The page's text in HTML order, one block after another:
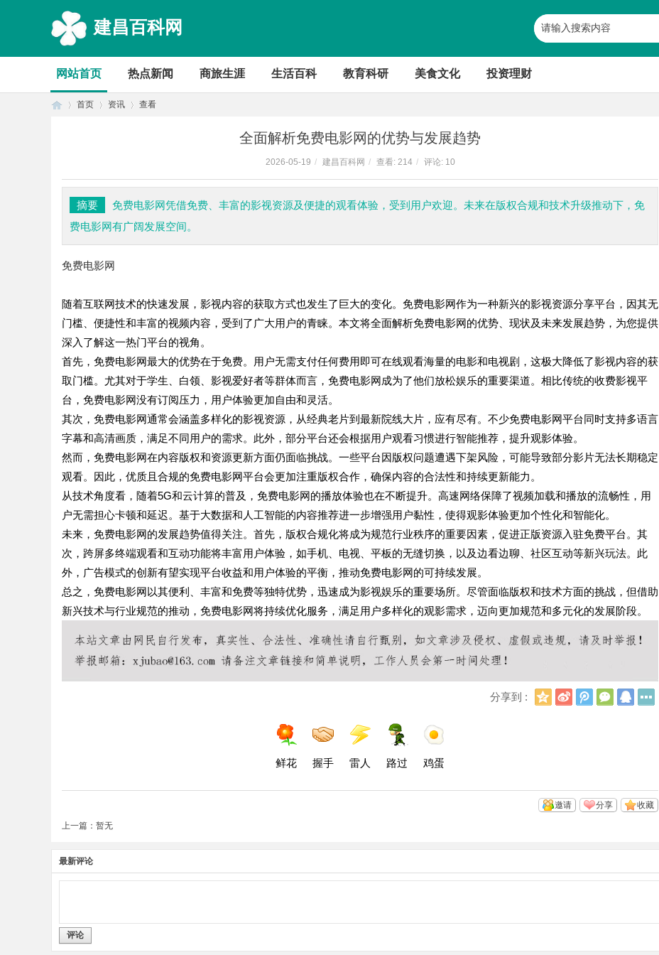
建昌百科网
网站首页 热点新闻 商旅生涯 生活百科 教育科研 美食文化 投资理财
首页 资讯 查看
全面解析免费电影网的优势与发展趋势
2026-05-19 / 建昌百科网 / 查看: 214 / 评论: 10
摘要
免费电影网凭借免费、丰富的影视资源及便捷的观看体验，受到用户欢迎。未来在版权合规和技术升级推动下，免
费电影网有广阔发展空间。
免费电影网
随着互联网技术的快速发展，影视内容的获取方式也发生了巨大的变化。免费电影网作为一种新兴的影视资源分享平台，因其无
门槛、便捷性和丰富的视频内容，受到了广大用户的青睐。本文将全面解析免费电影网的优势、现状及未来发展趋势，为您提供
深入了解这一热门平台的视角。
首先，免费电影网最大的优势在于免费。用户无需支付任何费用即可在线观看海量的电影和电视剧，这极大降低了影视内容的获
取门槛。尤其对于学生、白领、影视爱好者等群体而言，免费电影网成为了他们放松娱乐的重要渠道。相比传统的收费影视平
台，免费电影网没有订阅压力，用户体验更加自由和灵活。
其次，免费电影网通常会涵盖多样化的影视资源，从经典老片到最新院线大片，应有尽有。不少免费电影网平台同时支持多语言
字幕和高清画质，满足不同用户的需求。此外，部分平台还会根据用户观看习惯进行智能推荐，提升观影体验。
然而，免费电影网在内容版权和资源更新方面仍面临挑战。一些平台因版权问题遭遇下架风险，可能导致部分影片无法长期稳定
观看。因此，优质且合规的免费电影网平台会更加注重版权合作，确保内容的合法性和持续更新能力。
从技术角度看，随着5G和云计算的普及，免费电影网的播放体验也在不断提升。高速网络保障了视频加载和播放的流畅性，用
户无需担心卡顿和延迟。基于大数据和人工智能的内容推荐进一步增强用户黏性，使得观影体验更加个性化和智能化。
未来，免费电影网的发展趋势值得关注。首先，版权合规化将成为规范行业秩序的重要因素，促进正版资源入驻免费平台。其
次，跨屏多终端观看和互动功能将丰富用户体验，如手机、电视、平板的无缝切换，以及边看边聊、社区互动等新兴玩法。此
外，广告模式的创新有望实现平台收益和用户体验的平衡，推动免费电影网的可持续发展。
总之，免费电影网以其便利、丰富和免费等独特优势，迅速成为影视娱乐的重要场所。尽管面临版权和技术方面的挑战，但借助
新兴技术与行业规范的推动，免费电影网将持续优化服务，满足用户多样化的观影需求，迈向更加规范和多元化的发展阶段。
分享到 :
Q
新
浪
腾
讯
微
信
Q
鲜花 握手 雷人 路过 鸡蛋
收藏
分享
邀请
上一篇：暂无
最新评论
评论